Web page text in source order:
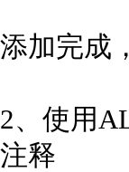
添加完成
2、使用
注释